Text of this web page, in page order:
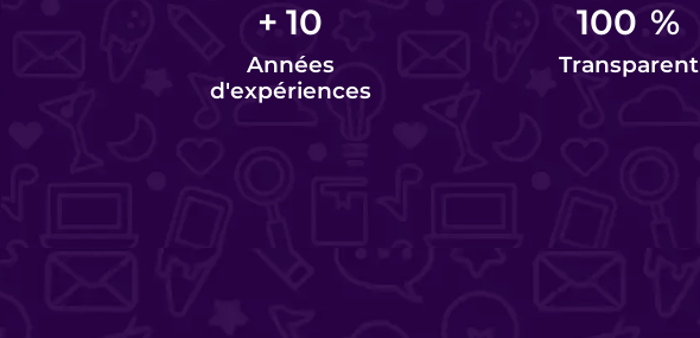
+ 10
Années
d'expériences
100 %
Transparent